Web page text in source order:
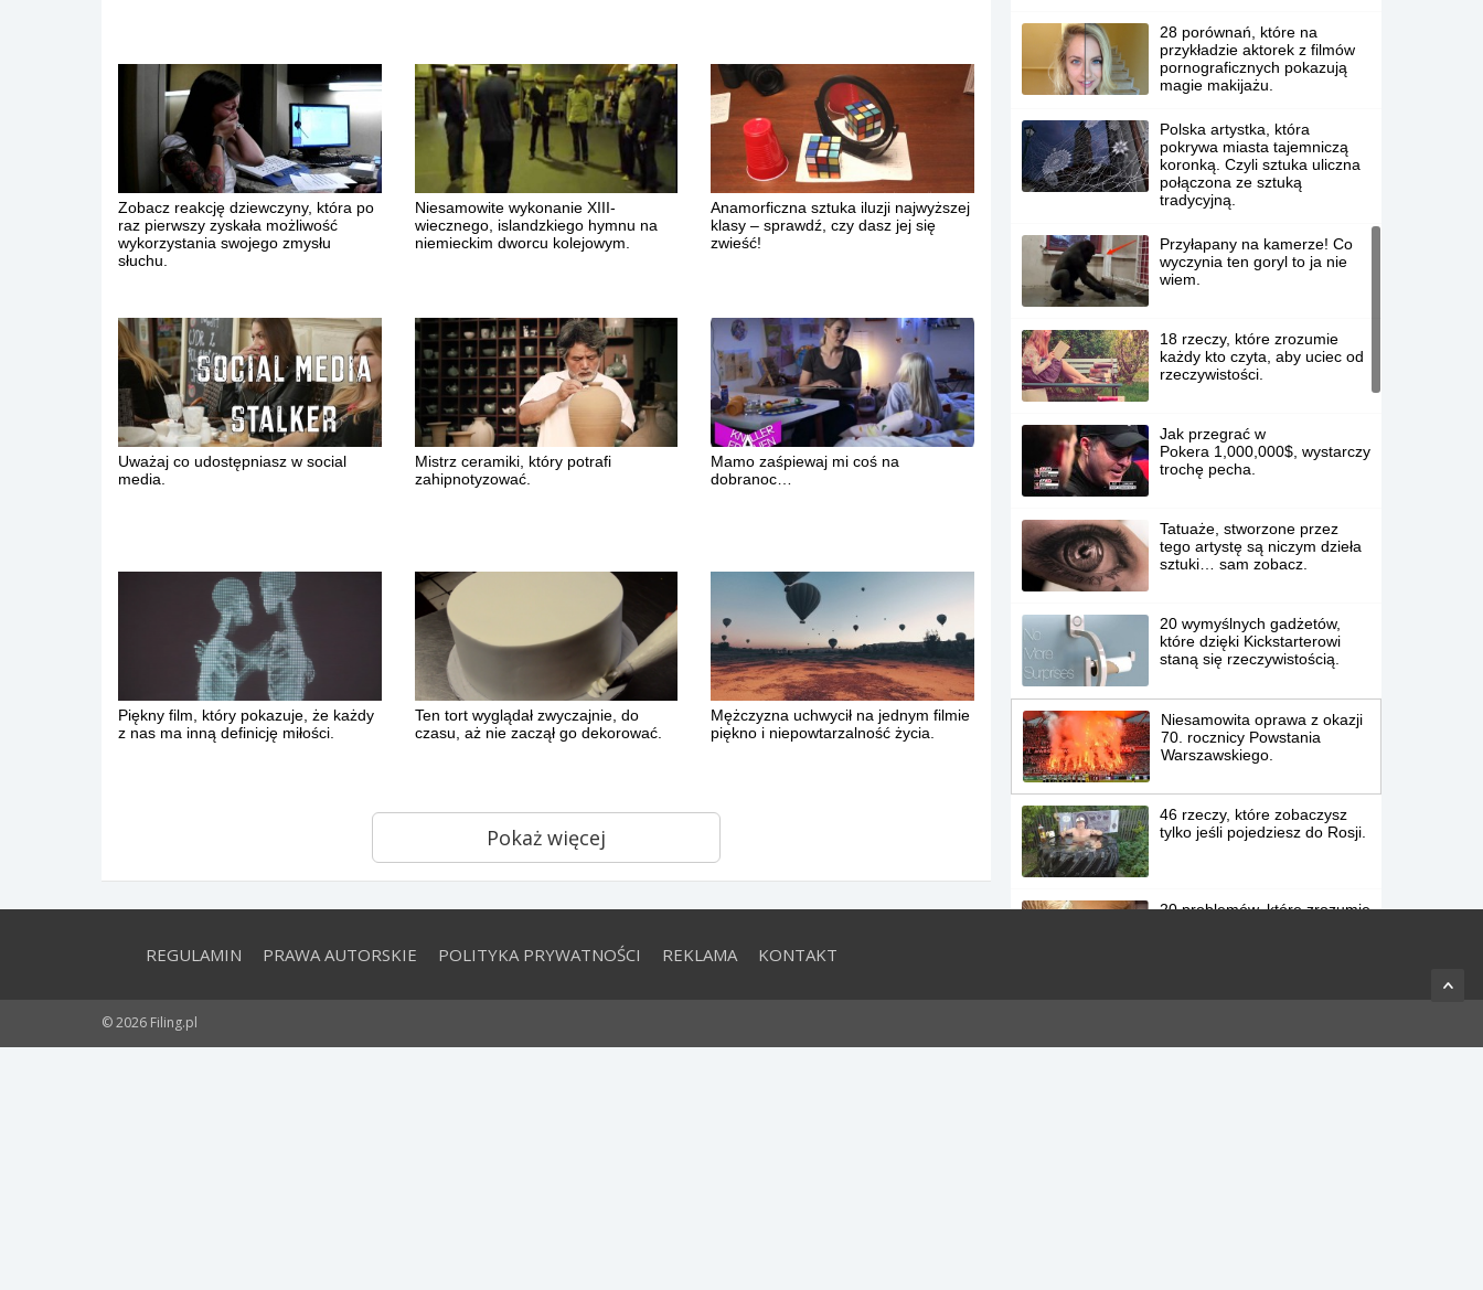
Zobacz reakcję dziewczyny, która po
raz pierwszy zyskała możliwość
wykorzystania swojego zmysłu
słuchu.
Niesamowite wykonanie XIII-
wiecznego, islandzkiego hymnu na
niemieckim dworcu kolejowym.
Anamorficzna sztuka iluzji najwyższej
klasy – sprawdź, czy dasz jej się
zwieść!
Uważaj co udostępniasz w social
media.
Mistrz ceramiki, który potrafi
zahipnotyzować.
Mamo zaśpiewaj mi coś na
dobranoc…
Piękny film, który pokazuje, że każdy
z nas ma inną definicję miłości.
Ten tort wyglądał zwyczajnie, do
czasu, aż nie zaczął go dekorować.
Mężczyzna uchwycił na jednym filmie
piękno i niepowtarzalność życia.
Pokaż więcej
28 porównań, które na
przykładzie aktorek z filmów
pornograficznych pokazują
magie makijażu.
Polska artystka, która
pokrywa miasta tajemniczą
koronką. Czyli sztuka uliczna
połączona ze sztuką
tradycyjną.
Przyłapany na kamerze! Co
wyczynia ten goryl to ja nie
wiem.
18 rzeczy, które zrozumie
każdy kto czyta, aby uciec od
rzeczywistości.
Jak przegrać w
Pokera 1,000,000$, wystarczy
trochę pecha.
Tatuaże, stworzone przez
tego artystę są niczym dzieła
sztuki… sam zobacz.
20 wymyślnych gadżetów,
które dzięki Kickstarterowi
staną się rzeczywistością.
Niesamowita oprawa z okazji
70. rocznicy Powstania
Warszawskiego.
46 rzeczy, które zobaczysz
tylko jeśli pojedziesz do Rosji.
20 problemów, które zrozumie
20 osób, które są tak
REGULAMIN PRAWA AUTORSKIE POLITYKA PRYWATNOŚCI REKLAMA KONTAKT
© 2026 Filing.pl